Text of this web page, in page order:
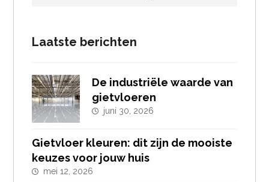
Laatste berichten
De industriële waarde van
gietvloeren
juni 30, 2026
Gietvloer kleuren: dit zijn de mooiste
keuzes voor jouw huis
mei 12, 2026